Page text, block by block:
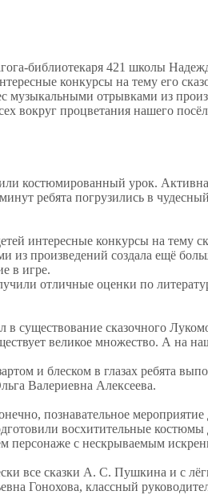
библиотекаря 421 школы
конкурсы на тему его
музыкальными отрывками из
вокруг процветания нашего
костюмированный урок.
минут ребята погрузились в
интересные конкурсы на тему
из произведений создала ещё
в игре.
отличные оценки по
существование сказочного
великое множество. А на
и блеском в глазах ребята
Валериевна Алексеева.
познавательное мероприятие
восхитительные костюмы
персонаже с нескрываемым
все сказки А. С. Пушкина и с
Гонохова, классный